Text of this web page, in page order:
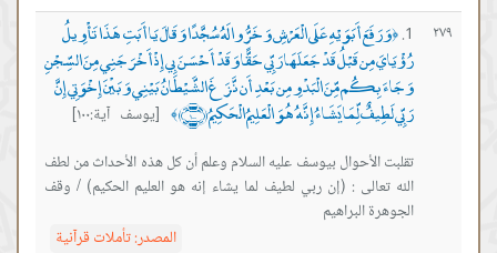
٢٧٩ ﴿وَرَفَعَ أَبَوَيْهِ عَلَى الْعَرْشِ وَخَرُّوا لَهُ سُجَّدًا وَقَالَ يَا أَبَتِ هَذَا تَأْوِيلُ
رُؤْيَايَ مِن قَبْلُ قَدْ جَعَلَهَا رَبِّي حَقًّا وَقَدْ أَحْسَنَ بِي إِذْ أَخْرَجَنِي مِنَ السِّجْنِ
وَجَاءَ بِكُم مِّنَ الْبَدْوِ مِن بَعْدِ أَن نَّزَغَ الشَّيْطَانُ بَيْنِي وَبَيْنَ إِخْوَتِي إِنَّ
رَبِّي لَطِيفٌ لِّمَا يَشَاءُ إِنَّهُ هُوَ الْعَلِيمُ الْحَكِيمُ ﴿١٠٠﴾ ﴾
[يوسف آية:١٠٠]
تقلبت الأحوال بيوسف عليه السلام وعلم أن كل هذه الأحداث من لطف
الله تعالى : (إن ربي لطيف لما يشاء إنه هو العليم الحكيم) / وقف
الجوهرة البراهيم
المصدر:تأملات قرآنية